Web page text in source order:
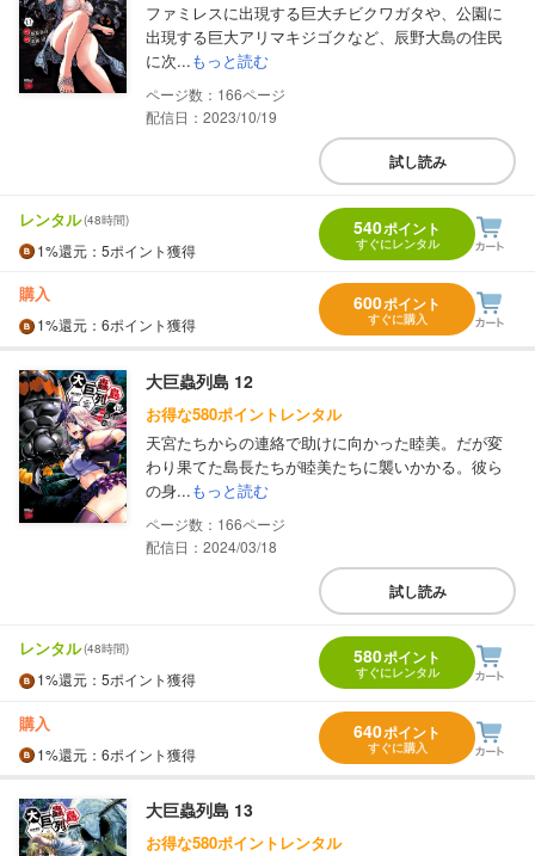
ファミレスに出現する巨大チビクワガタや、公園に
出現する巨大アリマキジゴクなど、辰野大島の住民
に次...もっと読む
166
配信日：2023/10/19
試し読み
レンタル(48時間)
1%還元 ：5ポイント獲得
540ポイント
すぐにレンタル
購入
1%還元 ：6ポイント獲得
600ポイント
すぐに購入
大巨蟲列島 12
お得な580ポイントレンタル
天宮たちからの連絡で助けに向かった睦美。だが変
わり果てた島長たちが睦美たちに襲いかかる。彼ら
の身...もっと読む
166
配信日：2024/03/18
試し読み
レンタル(48時間)
1%還元 ：5ポイント獲得
580ポイント
すぐにレンタル
購入
1%還元 ：6ポイント獲得
640ポイント
すぐに購入
大巨蟲列島 13
お得な580ポイントレンタル